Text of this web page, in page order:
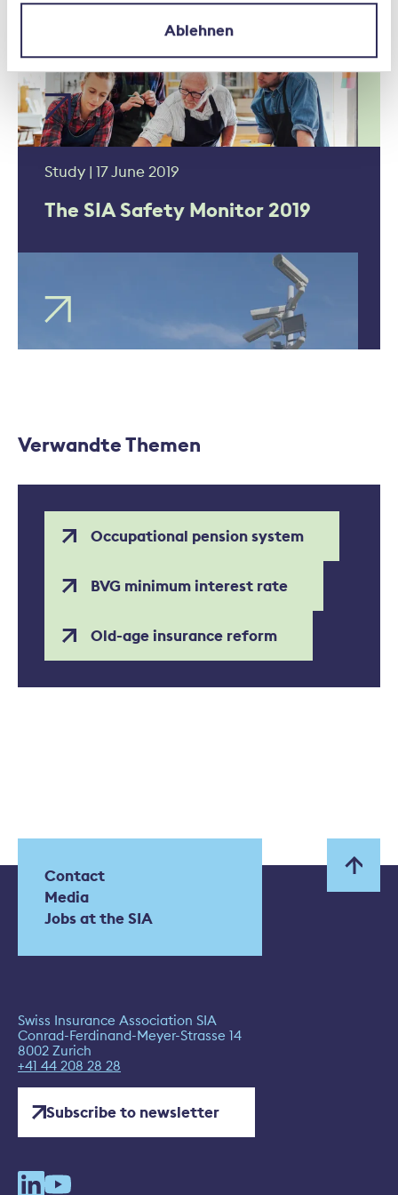
Ablehnen
Study | 17 June 2019
The SIA Safety Monitor 2019
Verwandte Themen
Occupational pension system
BVG minimum interest rate
Old-age insurance reform
Contact
Media
Jobs at the SIA
Swiss Insurance Association SIA
Conrad-Ferdinand-Meyer-Strasse 14
8002 Zurich
+41 44 208 28 28
Subscribe to newsletter